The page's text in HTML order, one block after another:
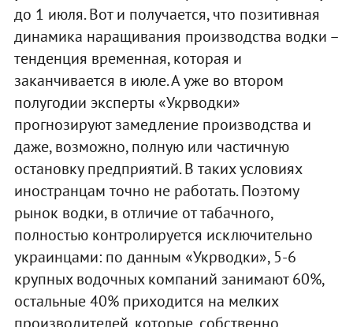
до 1 июля. Вот и получается, что позитивная
динамика наращивания производства водки –
тенденция временная, которая и
заканчивается в июле. А уже во втором
полугодии эксперты «Укрводки»
прогнозируют замедление производства и
даже, возможно, полную или частичную
остановку предприятий. В таких условиях
иностранцам точно не работать. Поэтому
рынок водки, в отличие от табачного,
полностью контролируется исключительно
украинцами: по данным «Укрводки», 5-6
крупных водочных компаний занимают 60%,
остальные 40% приходится на мелких